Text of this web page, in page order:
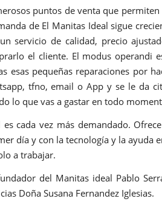
puntos de venta que
de El Manitas Ideal sigue
servicio de calidad, precio
el cliente. El modus operandi
esas pequeñas reparaciones por
tfno, email o App y se le da
lo que vas a gastar en todo
cada vez más demandado.
día y con la tecnología y la ayuda
a trabajar.
del Manitas ideal Pablo
Doña Susana Fernandez Iglesias.